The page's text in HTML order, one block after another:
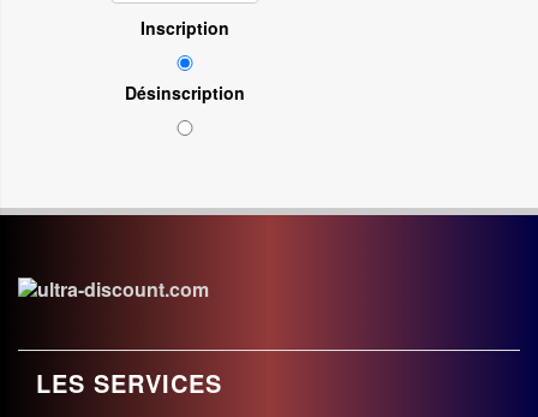
Inscription
Désinscription
LES SERVICES